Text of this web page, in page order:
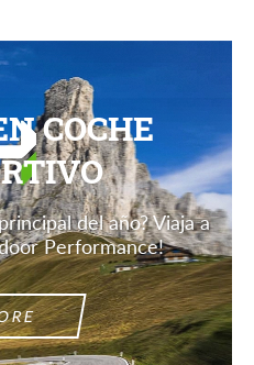
COCHE
del año? Viaja a
Performance!